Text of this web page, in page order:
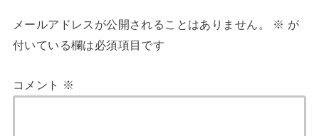
メールアドレスが公開されることはありません。 ※ が
付いている欄は必須項目です
コメント ※